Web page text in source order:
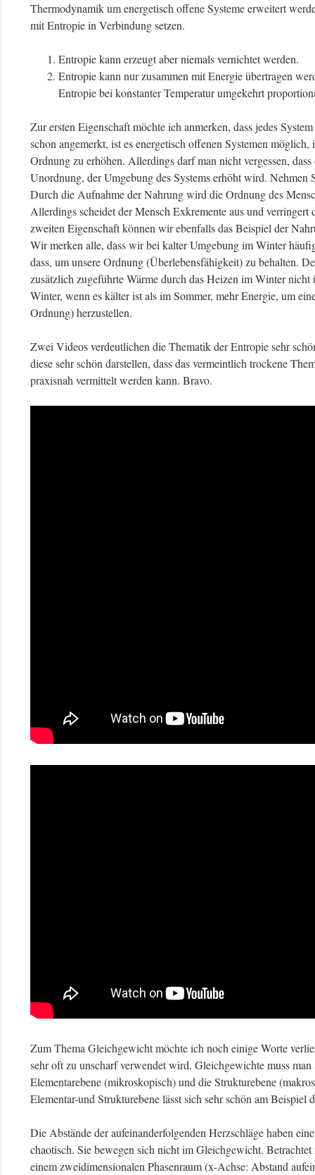
Thermodynamik um energetisch offene Systeme erweitert
mit Entropie in Verbindung setzen.
Entropie kann erzeugt aber niemals vernichtet werden.
Entropie kann nur zusammen mit Energie übertragen
Entropie bei konstanter Temperatur umgekehrt
Zur ersten Eigenschaft möchte ich anmerken, dass jedes
schon angemerkt, ist es energetisch offenen Systemen
Ordnung zu erhöhen. Allerdings darf man nicht vergessen,
Unordnung, der Umgebung des Systems erhöht wird. Nehmen
Durch die Aufnahme der Nahrung wird die Ordnung des
Allerdings scheidet der Mensch Exkremente aus und
zweiten Eigenschaft können wir ebenfalls das Beispiel der
Wir merken alle, dass wir bei kalter Umgebung im Winter
dass, um unsere Ordnung (Überlebensfähigkeit) zu behalten.
zusätzlich zugeführte Wärme durch das Heizen im Winter
Winter, wenn es kälter ist als im Sommer, mehr Energie, um
Ordnung) herzustellen.
Zwei Videos verdeutlichen die Thematik der Entropie sehr
diese sehr schön darstellen, dass das vermeintlich trockene
praxisnah vermittelt werden kann. Bravo.
Zum Thema Gleichgewicht möchte ich noch einige Worte
sehr oft zu unscharf verwendet wird. Gleichgewichte muss
Elementarebene (mikroskopisch) und die Strukturebene
Elementar-und Strukturebene lässt sich sehr schön am Beispiel
Die Abstände der aufeinanderfolgenden Herzschläge haben
chaotisch. Sie bewegen sich nicht im Gleichgewicht.
einem zweidimensionalen Phasenraum (x-Achse: Abstand